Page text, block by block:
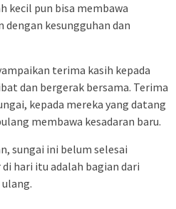
kecil pun bisa membawa
dengan kesungguhan dan
terima kasih kepada
dan bergerak bersama. Terima
kepada mereka yang datang
membawa kesadaran baru.
sungai ini belum selesai
hari itu adalah bagian dari